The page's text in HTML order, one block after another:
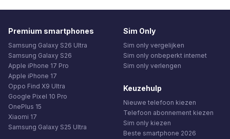
Premium smartphones
Samsung Galaxy S26 Ultra
Samsung Galaxy S26
Apple iPhone 17 Pro
Apple iPhone 17
Oppo Find X9 Ultra
Google Pixel 10 Pro
OnePlus 15
Xiaomi 17
Samsung Galaxy S25 Ultra
Sim Only
Sim only vergelijken
Sim only onbeperkt internet
Sim only verlengen
Keuzehulp
Nieuwe telefoon kiezen
Telefoon abonnement kiezen
Sim only kiezen
Beste smartphone 2026